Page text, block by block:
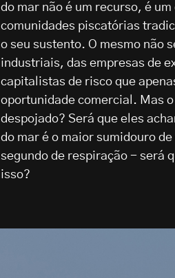
do mar não é um recurso, é
comunidades piscatórias
o seu sustento. O mesmo não
industriais, das empresas de
capitalistas de risco que
oportunidade comercial. Mas
despojado? Será que eles
do mar é o maior sumidouro
segundo de respiração - será
isso?